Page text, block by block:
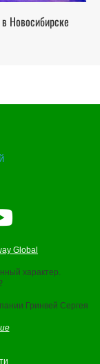
Новосибирске
Global
характер.
Гринвей Сергея